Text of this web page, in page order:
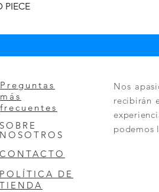
PIECE
Preguntas
más
frecuentes
SOBRE
NOSOTROS
CONTACTO
POLÍTICA DE
TIENDA
Nos
recibirán
podemos